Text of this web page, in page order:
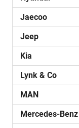
Jaecoo
Jeep
Kia
Lynk & Co
MAN
Mercedes-Benz